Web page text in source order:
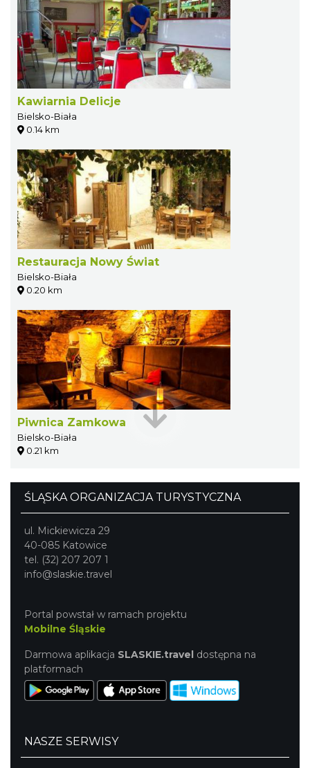
Kawiarnia Delicje
Bielsko-Biała
0.14 km
Restauracja Nowy Świat
Bielsko-Biała
0.20 km
Piwnica Zamkowa
Bielsko-Biała
0.21 km
ŚLĄSKA ORGANIZACJA TURYSTYCZNA
ul. Mickiewicza 29
40-085 Katowice
tel. (32) 207 207 1
info@slaskie.travel
Portal powstał w ramach projektu
Mobilne Śląskie
Darmowa aplikacja SLASKIE.travel dostępna na
platformach
NASZE SERWISY